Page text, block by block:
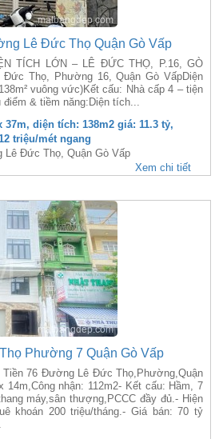
Lê Đức Thọ Quận Gò Vấp
TÍCH LỚN – LÊ ĐỨC THỌ, P.16, GÒ
Thọ, Phường 16, Quận Gò VấpDiện
vuông vức)Kết cấu: Nhà cấp 4 – tiện
& tiềm năng:Diện tích...
37m, diện tích: 138m2 giá: 11.3 tỷ,
triệu/mét ngang
Đức Thọ, Quận Gò Vấp
Xem chi tiết
Phường 7 Quận Gò Vấp
Tiền 76 Đường Lê Đức Thọ,Phường,Quận
14m,Công nhận: 112m2- Kết cấu: Hầm, 7
máy,sân thượng,PCCC đầy đủ.- Hiện
khoán 200 triệu/tháng.- Giá bán: 70 tỷ